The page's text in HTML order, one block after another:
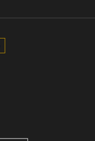
全公演グッズ